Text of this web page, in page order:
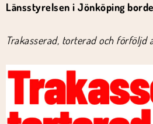
Länsstyrelsen i Jönköping
Trakasserad, torterad och förföljd